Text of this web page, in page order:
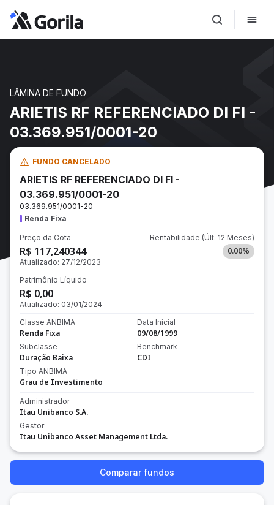
LÂMINA DE FUNDO
ARIETIS RF REFERENCIADO DI FI -
03.369.951/0001-20
FUNDO CANCELADO
ARIETIS RF REFERENCIADO DI FI -
03.369.951/0001-20
03.369.951/0001-20
Renda Fixa
Preço da Cota
R$ 117,240344
Atualizado: 27/12/2023
Rentabilidade (Últ. 12 Meses)
0.00%
Patrimônio Líquido
R$ 0,00
Atualizado: 03/01/2024
Classe ANBIMA
Renda Fixa
Subclasse
Duração Baixa
Tipo ANBIMA
Grau de Investimento
Data Inicial
09/08/1999
Benchmark
CDI
Administrador
Itau Unibanco S.A.
Gestor
Itau Unibanco Asset Management Ltda.
Comparar fundos